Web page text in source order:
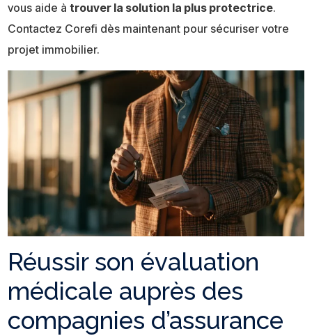
vous aide àtrouver la solution la plus protectrice.
Contactez Corefi dès maintenant pour sécuriser votre
projet immobilier.
Réussir son évaluation
médicale auprès des
compagnies d’assurance